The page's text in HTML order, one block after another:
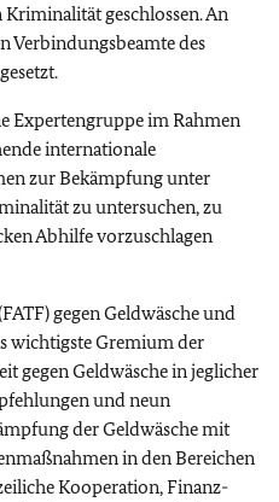
geschlossen. An
Verbindungsbeamte des
Expertengruppe im Rahmen
internationale
zur Bekämpfung unter
zu untersuchen, zu
Abhilfe vorzuschlagen
gegen Geldwäsche und
wichtigste Gremium der
gegen Geldwäsche in jeglicher
und neun
der Geldwäsche mit
in den Bereichen
Kooperation, Finanz-